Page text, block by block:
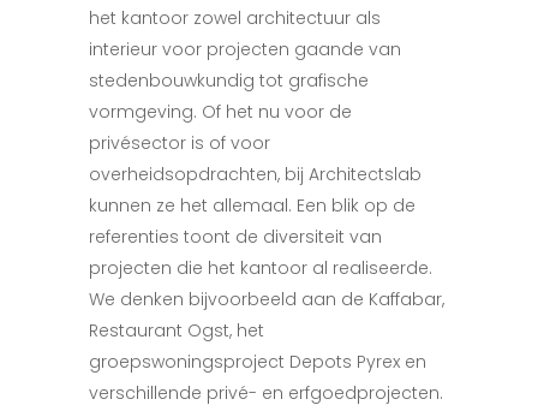
het kantoor zowel architectuur als
interieur voor projecten gaande van
stedenbouwkundig tot grafische
vormgeving. Of het nu voor de
privésector is of voor
overheidsopdrachten, bij Architectslab
kunnen ze het allemaal. Een blik op de
referenties toont de diversiteit van
projecten die het kantoor al realiseerde.
We denken bijvoorbeeld aan de Kaffabar,
Restaurant Ogst, het
groepswoningsproject Depots Pyrex en
verschillende privé- en erfgoedprojecten.